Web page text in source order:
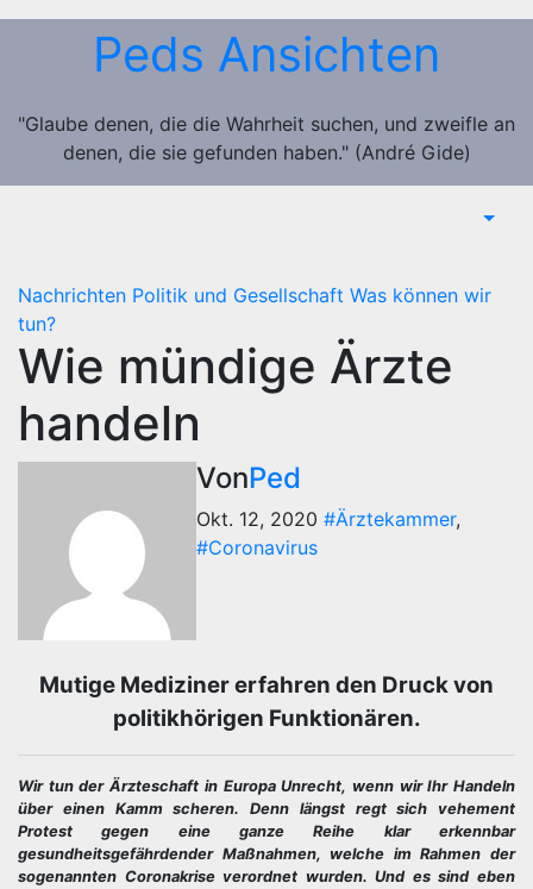
Zum
Peds Ansichten
"Glaube denen, die die Wahrheit suchen, und zweifle an
denen, die sie gefunden haben." (André Gide)
Nachrichten Politik und Gesellschaft Was können wir
tun?
Wie mündige Ärzte
handeln
VonPed
Okt. 12, 2020 #Ärztekammer,
#Coronavirus
Mutige Mediziner erfahren den Druck von
politikhörigen Funktionären.
Wir tun der Ärzteschaft in Europa Unrecht, wenn wir Ihr Handeln
über einen Kamm scheren. Denn längst regt sich vehement
Protest gegen eine ganze Reihe klar erkennbar
gesundheitsgefährdender Maßnahmen, welche im Rahmen der
sogenannten Coronakrise verordnet wurden. Und es sind eben